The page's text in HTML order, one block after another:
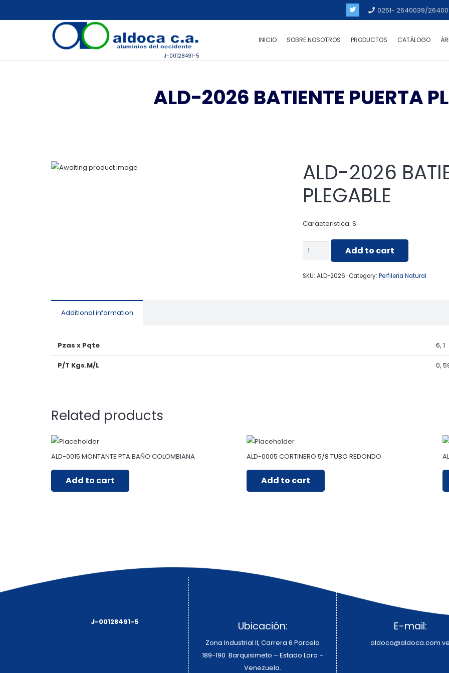
0251- 2640039/
J-00128491-5
INICIO SOBRE NOSOTROS PRODUCTOS CATÁLOGO
ALD-2026 BATIENTE PUERTA
ALD-2026
PLEGABLE
Caracteristica: S
ALD-
BATIENTE
Add to cart
SKU: ALD-2026 Category: Perfileria Natural
Additional information
Pzas x Pqte 6, 1
P/T Kgs.M/L 0,
Related products
ALD-0015 MONTANTE PTA.BAÑO COLOMBIANA
Add to cart
ALD-0005 CORTINERO 5/8 TUBO REDONDO
Add to cart
J-00128491-5 Ubicación:
Zona Industrial II, Carrera 6 Parcela
189-190 Barquisimeto – Estado Lara –
Venezuela.
E-mail: